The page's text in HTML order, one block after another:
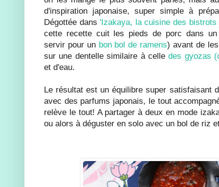
d'inspiration japonaise, super simple à
Dégottée dans'Izakaya, la cuisine des bistrots
cette recette cuit les pieds de porc dans un
servir pour un bon bol de ramens) avant de
sur une dentelle similaire à celledes gyozas
et d'eau.
Le résultat est un équilibre super satisfaisant
avec des parfums japonais, le tout
relève le tout! A partager à deux en mode
ou alors à déguster en solo avec un bol de riz